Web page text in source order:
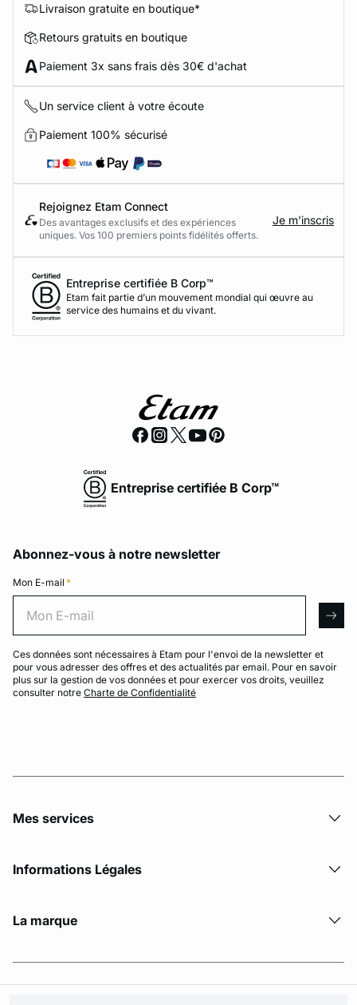
Livraison gratuite en boutique*
Retours gratuits en boutique
Paiement 3x sans frais dès 30€ d'achat
Un service client à votre écoute
Paiement 100% sécurisé
Rejoignez Etam Connect
Des avantages exclusifs et des expériences
uniques. Vos 100 premiers points fidélités offerts.
Je m’inscris
Entreprise certifiée B Corp™
Etam fait partie d’un mouvement mondial qui œuvre au
service des humains et du vivant.
Entreprise certifiée B Corp™
Abonnez-vous à notre newsletter
Mon E-mail *
Ces données sont nécessaires à Etam pour l'envoi de la newsletter et
pour vous adresser des offres et des actualités par email. Pour en savoir
plus sur la gestion de vos données et pour exercer vos droits, veuillez
consulter notre Charte de Confidentialité
Mes services
Informations Légales
La marque